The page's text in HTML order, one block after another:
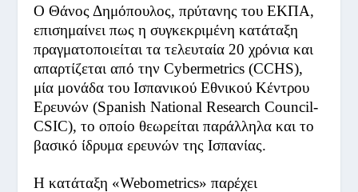
Ο Θάνος Δημόπουλος, πρύτανης του ΕΚΠΑ,
επισημαίνει πως η συγκεκριμένη κατάταξη
πραγματοποιείται τα τελευταία 20 χρόνια και
απαρτίζεται από την Cybermetrics (CCHS),
μία μονάδα του Ισπανικού Εθνικού Κέντρου
Ερευνών (Spanish National Research Council-
CSIC), το οποίο θεωρείται παράλληλα και το
βασικό ίδρυμα ερευνών της Ισπανίας.
Η κατάταξη «Webometrics» παρέχει